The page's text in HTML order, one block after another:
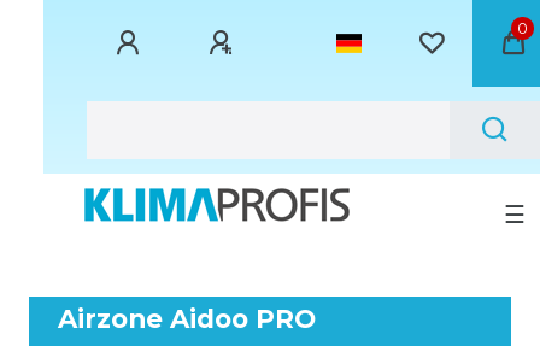
0
☰
Airzone Aidoo PRO